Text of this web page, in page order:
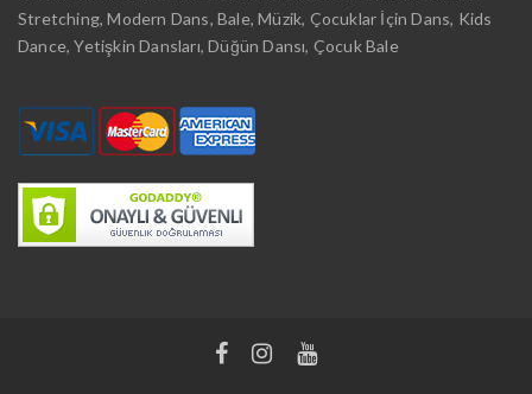
Stretching, Modern Dans, Bale, Müzik, Çocuklar İçin Dans, Kids
Dance, Yetişkin Dansları, Düğün Dansı, Çocuk Bale